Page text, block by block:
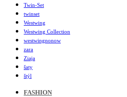
Twin-Set
twinset
Westwing
Westwing Collection
westwingnonow
zara
Ziaja
šaty
štýl
FASHION